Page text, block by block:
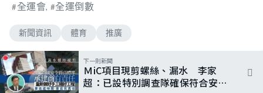
全運會 全運倒數
新聞資訊 體育 推廣
下一則新聞
ＭiC項目現剪螺絲、漏水 李家
超：已設特別調查隊確保符合安全